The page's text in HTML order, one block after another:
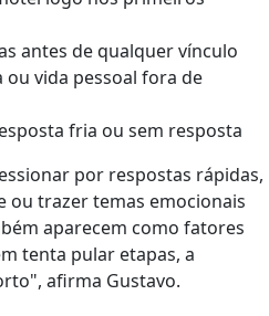
antes de qualquer vínculo
vida pessoal fora de
fria ou sem resposta
por respostas rápidas,
ou trazer temas emocionais
aparecem como fatores
tenta pular etapas, a
afirma Gustavo.